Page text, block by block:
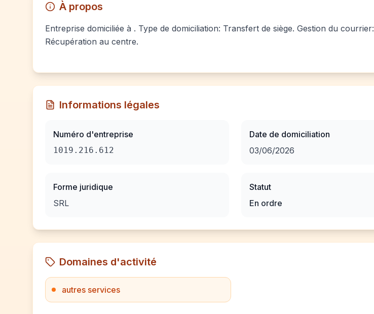
À propos
Entreprise domiciliée à . Type de domiciliation: Transfert de siège. Gestion du courrier:
Récupération au centre.
Informations légales
Numéro d'entreprise
1019.216.612
Forme juridique
SRL
Date de domiciliation
03/06/2026
Statut
En ordre
Domaines d'activité
autres services